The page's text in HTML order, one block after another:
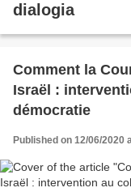
dialogia
Comment la
Israël :
démocratie
Published on 12/06/2020